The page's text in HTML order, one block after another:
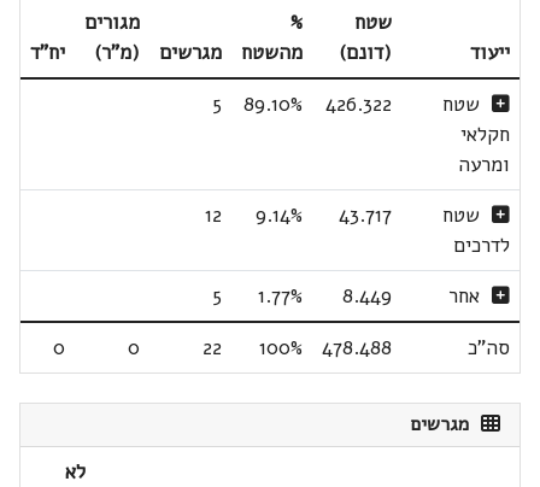
ייעוד
שטח
(דונם)
%
מהשטח
מגרשים
מגורים
(מ"ר)
יח"ד
שטח
חקלאי
ומרעה
426.322
89.10%
5
שטח
לדרכים
43.717
9.14%
12
אחר 8.449
1.77%
5
סה"כ
478.488
100%
22
0
0
מגרשים
לא